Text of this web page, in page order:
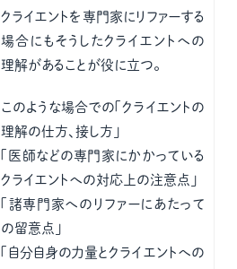
クライエントを専門家にリファーする
場合にもそうしたクライエントへの
理解があることが役に立つ。
このような場合での「クライエントの
理解の仕方、接し方」
「医師などの専門家にかかっている
クライエントへの対応上の注意点」
「諸専門家へのリファーにあたって
の留意点」
「自分自身の力量とクライエントへの